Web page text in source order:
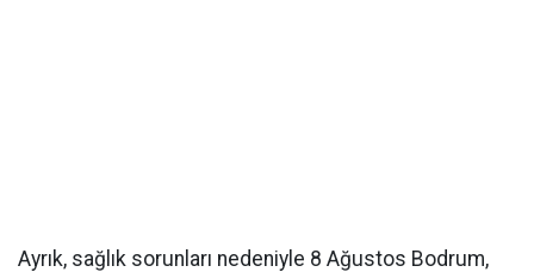
Ayrık, sağlık sorunları nedeniyle 8 Ağustos Bodrum,